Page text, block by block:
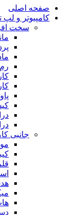
صفحه اصلی
کامپیوتر و‌‌‌‌‌ لپ
سخت
جانبی